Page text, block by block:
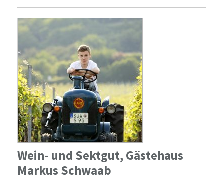
Wein- und Sektgut, Gästehaus
Markus Schwaab